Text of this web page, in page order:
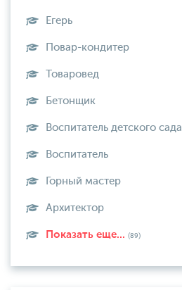
Егерь
Повар-кондитер
Товаровед
Бетонщик
Воспитатель детского сада
Воспитатель
Горный мастер
Архитектор
Показать еще... (89)